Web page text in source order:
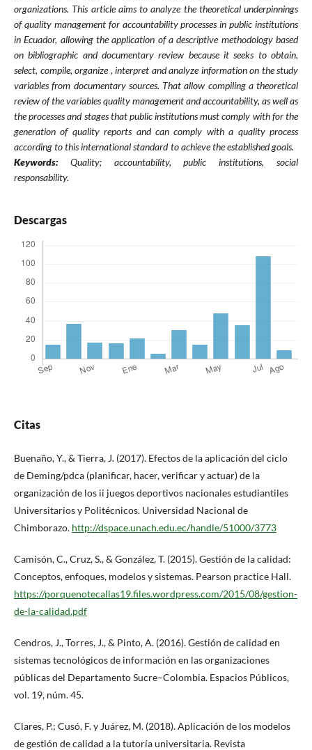
organizations. This article aims to analyze the theoretical underpinnings
of quality management for accountability processes in public institutions
in Ecuador, allowing the application of a descriptive methodology based
on bibliographic and documentary review because it seeks to obtain,
select, compile, organize , interpret and analyze information on the study
variables from documentary sources. That allow compiling a theoretical
review of the variables quality management and accountability, as well as
the processes and stages that public institutions must comply with for the
generation of quality reports and can comply with a quality process
according to this international standard to achieve the established goals.
Keywords:Quality; accountability, public institutions, social
responsability.
Descargas
Citas
Buenaño, Y., & Tierra, J. (2017). Efectos de la aplicación del ciclo
de Deming/pdca (planificar, hacer, verificar y actuar) de la
organización de los ii juegos deportivos nacionales estudiantiles
Universitarios y Politécnicos. Universidad Nacional de
Chimborazo. http://dspace.unach.edu.ec/handle/51000/3773
Camisón, C., Cruz, S., & González, T. (2015). Gestión de la calidad:
Conceptos, enfoques, modelos y sistemas. Pearson practice Hall.
https://porquenotecallas19.files.wordpress.com/2015/08/gestion-
de-la-calidad.pdf
Cendros, J., Torres, J., & Pinto, A. (2016). Gestión de calidad en
sistemas tecnológicos de información en las organizaciones
públicas del Departamento Sucre–Colombia. Espacios Públicos,
vol. 19, núm. 45.
Clares, P.; Cusó, F. y Juárez, M. (2018). Aplicación de los modelos
de gestión de calidad a la tutoría universitaria. Revista